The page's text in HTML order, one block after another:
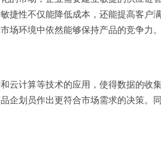
捷性不仅能降低成本，还能提高客户
场环境中依然能够保持产品的竞争力。
云计算等技术的应用，使得数据的收
企划员作出更符合市场需求的决策。